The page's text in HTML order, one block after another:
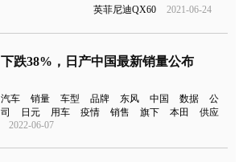
英菲尼迪QX60 2021-06-24
下跌38%，日产中国最新销量公布
汽车 销量 车型 品牌 东风 中国 数据
公
司
日元 用车 疫情 销售 旗下 本田
供应
2022-06-07